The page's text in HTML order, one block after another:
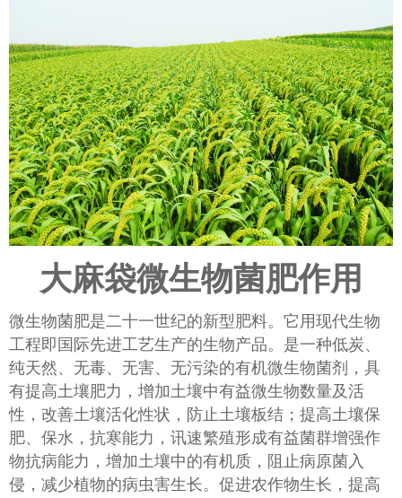
大麻袋微生物菌肥作用
微生物菌肥是二十一世纪的新型肥料。它用现代生物
工程即国际先进工艺生产的生物产品。是一种低炭、
纯天然、无毒、无害、无污染的有机微生物菌剂，具
有提高土壤肥力，增加土壤中有益微生物数量及活
性，改善土壤活化性状，防止土壤板结；提高土壤保
肥、保水，抗寒能力，讯速繁殖形成有益菌群增强作
物抗病能力，增加土壤中的有机质，阻止病原菌入
侵，减少植物的病虫害生长。促进农作物生长，提高